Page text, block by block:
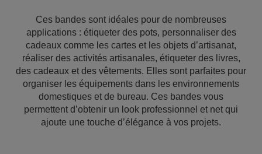
Ces bandes sont idéales pour de nombreuses
applications : étiqueter des pots, personnaliser des
cadeaux comme les cartes et les objets d’artisanat,
réaliser des activités artisanales, étiqueter des livres,
des cadeaux et des vêtements. Elles sont parfaites pour
organiser les équipements dans les environnements
domestiques et de bureau. Ces bandes vous
permettent d’obtenir un look professionnel et net qui
ajoute une touche d’élégance à vos projets.